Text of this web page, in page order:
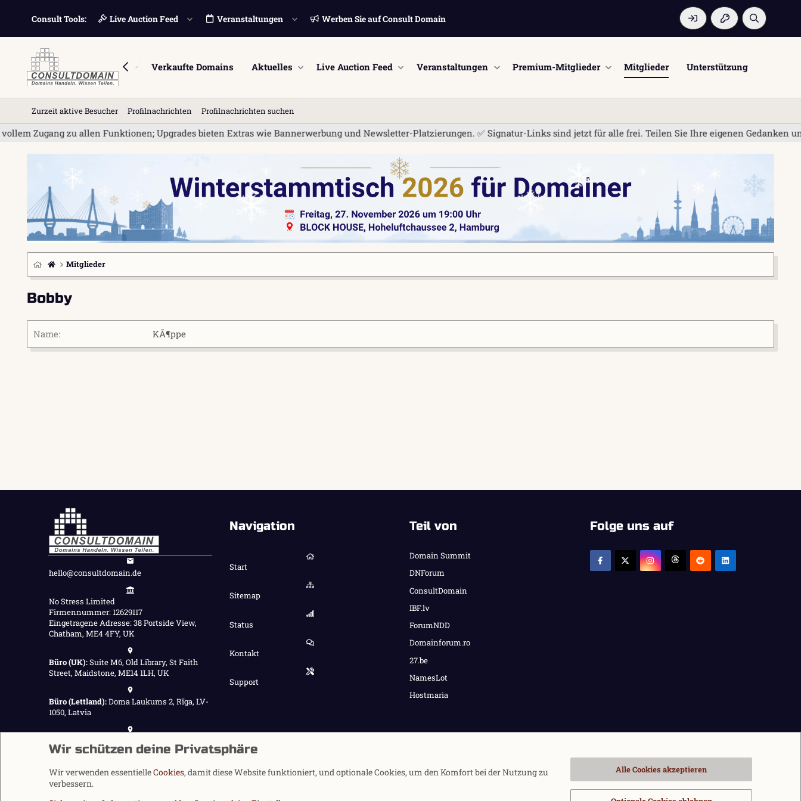
Consult Tools: Live Auction Feed Veranstaltungen Werben Sie auf Consult Domain
Foren Marktplatz Verkaufte Domains Aktuelles Live Auction Feed Veranstaltungen Premium-Mitglieder Mitglieder Unterstützung
Zurzeit aktive Besucher Profilnachrichten Profilnachrichten suchen
zu allen Funktionen; Upgrades bieten Extras wie Bannerwerbung und Newsletter-Platzierungen. ✅ Signatur-Links sind jetzt für alle frei. Teilen Sie Ihre eigenen Gedanken und
Mitglieder
Bobby
Name KÃ¶ppe
hello@consultdomain.de
No Stress Limited
Firmennummer: 12629117
Eingetragene Adresse: 38 Portside View,
Chatham, ME4 4FY, UK
Büro (UK):Suite M6, Old Library, St Faith
Street, Maidstone, ME14 1LH, UK
Büro (Lettland):Doma Laukums 2, Rīga, LV-
1050, Latvia
Navigation
Start
Sitemap
Status
Kontakt
Support
Teil von
Domain Summit
DNForum
ConsultDomain
IBF.lv
ForumNDD
Domainforum.ro
27.be
NamesLot
Hostmaria
Folge uns auf
Wir schützen deine Privatsphäre
Wir verwenden essentielleCookies, damit diese Website funktioniert, und optionale Cookies, um den Komfort bei der Nutzung zu
verbessern.
Alle Cookies akzeptieren